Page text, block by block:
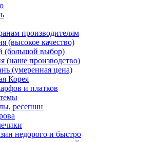
производителям
(высокое качество)
(большой выбор)
(наше производство)
(умеренная цена)
Корея
и платков
ресепшн
недорого и быстро